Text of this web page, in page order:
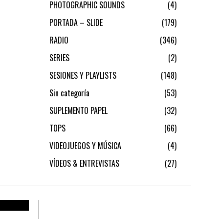
PHOTOGRAPHIC SOUNDS
4
PORTADA – SLIDE
179
RADIO
346
SERIES
2
SESIONES Y PLAYLISTS
148
Sin categoría
53
SUPLEMENTO PAPEL
32
TOPS
66
VIDEOJUEGOS Y MÚSICA
4
VÍDEOS & ENTREVISTAS
27